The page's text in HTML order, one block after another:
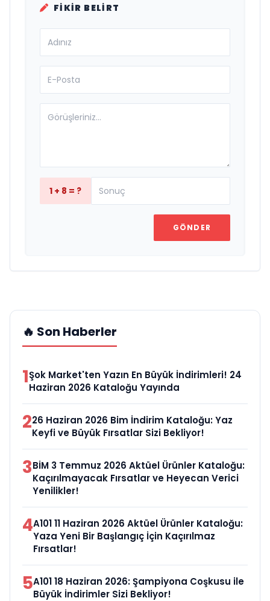
FIKIR BELIRT
1 + 8 = ?
GÖNDER
🔥 Son Haberler
1Şok Market'ten Yazın En Büyük İndirimleri! 24
Haziran 2026 Kataloğu Yayında
226 Haziran 2026 Bim İndirim Kataloğu: Yaz
Keyfi ve Büyük Fırsatlar Sizi Bekliyor!
3BİM 3 Temmuz 2026 Aktüel Ürünler Kataloğu:
Kaçırılmayacak Fırsatlar ve Heyecan Verici
Yenilikler!
4A101 11 Haziran 2026 Aktüel Ürünler Kataloğu:
Yaza Yeni Bir Başlangıç İçin Kaçırılmaz
Fırsatlar!
5A101 18 Haziran 2026: Şampiyona Coşkusu ile
Büyük İndirimler Sizi Bekliyor!